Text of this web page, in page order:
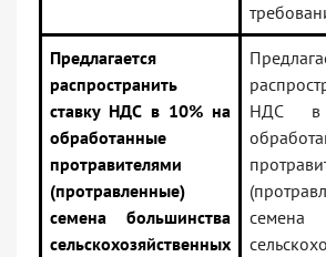
Предлагается
распространить
ставку НДС в 10% на
обработанные
протравителями
(протравленные)
семена большинства
сельскохозяйственных
НДС
семена